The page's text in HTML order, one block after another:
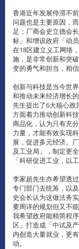
香港近年发展停滞不
问题也是主要原因，
足；厂商会史立德会
标」和增设政府「动
在18区建立义工网络
施，是非常创新和突
变的勇气和担当，相
创新与科技是当今世
和推动未来经济增长
先生提出了6大核心政
方面着力推动创新科
商品化，认为只有充
力量，才能有效实现
展，促进多元经济。
及工业局」，制定更
「科研促进工业，以
李家超先生亦希望透
专门部门去统筹，以
史会长认为这做法务
要周详的规划但又不
我希望政府能精简程
区」打造成「中试及
内创造大量就业，更
动。